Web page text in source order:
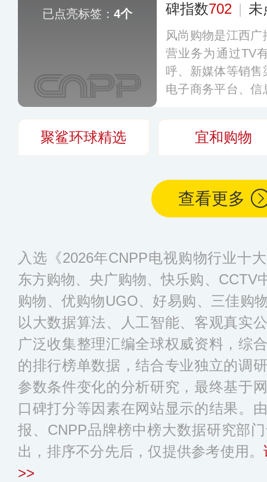
已点亮标签： 4个
碑指数702 | 未
风尚购物是江西
营业务为通过TV
呼、新媒体等销
电子商务平台、
售服务。更多
聚鲨环球精选 宜和购物
查看更多
入选《2026年CNPP电视购物行业十
东方购物、央广购物、快乐购、CCTV
购物、优购物UGO、好易购、三佳购
以大数据算法、人工智能、客观真实
广泛收集整理汇编全球权威资料，综
的排行榜单数据，结合专业独立的调
参数条件变化的分析研究，最终基于
口碑打分等因素在网站显示的结果。
报、CNPP品牌榜中榜大数据研究部
出，排序不分先后，仅提供参考使用。
>>